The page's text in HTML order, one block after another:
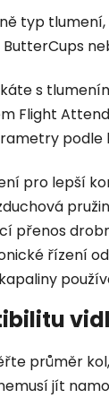
typ
ButterCups
s
Flight
pro lepší
přenos
řízení
průměr
jít